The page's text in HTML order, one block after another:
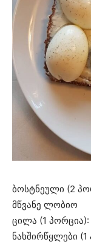
ბოსტნეული (2
მწვანე ლობიო
ცილა (1 პორცია):
ნახშირწყლები